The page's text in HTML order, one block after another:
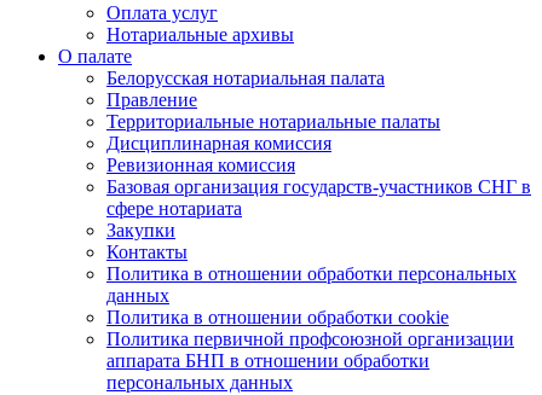
Оплата услуг
Нотариальные архивы
О палате
Белорусская нотариальная палата
Правление
Территориальные нотариальные палаты
Дисциплинарная комиссия
Ревизионная комиссия
Базовая организация государств-участников СНГ в
сфере нотариата
Закупки
Контакты
Политика в отношении обработки персональных
данных
Политика в отношении обработки cookie
Политика первичной профсоюзной организации
аппарата БНП в отношении обработки
персональных данных